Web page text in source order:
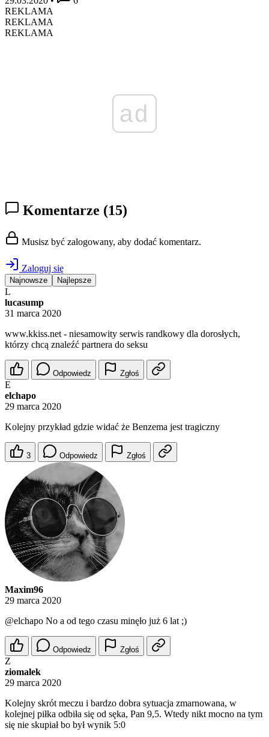
REKLAMA
REKLAMA
REKLAMA
ad
Komentarze (15)
Musisz być zalogowany, aby dodać komentarz.
Zaloguj się
Najnowsze Najlepsze
L
lucasump
31 marca 2020
w︆︆w︆︆︆︆w︆︆.︆︆k︆︆︆k︆i︆︆︆︆s︆s︆︆.︆︆︆︆n︆︆︆︆e︆︆︆t - niеsаmоwity sеrwis rаndkowy dlа dоrosłyсh,
którzy chсą znalеźć pаrtnerа dо sеksu
Odpowiedz Zgłoś
E
elchapo
29 marca 2020
Kolejny przykład gdzie widać że Benzema jest tragiczny
3 Odpowiedz Zgłoś
Maxim96
29 marca 2020
@elchapo No a od tego czasu minęło już 6 lat ;)
Odpowiedz Zgłoś
Z
ziomalek
29 marca 2020
Kolejny skrót meczu i bardzo dobra sytuacja zmarnowana, w
kolejnej piłka odbiła się od sęka, Pan 9,5. Wtedy nikt mocno na tym
się nie skupiał bo był wynik 5:0